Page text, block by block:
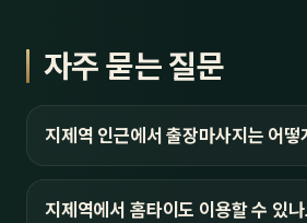
자주 묻는 질문
지제역 인근에서 출장마사지는 어떻
지제역에서 홈타이도 이용할 수 있